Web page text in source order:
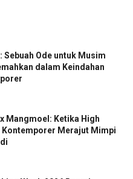
Sebuah Ode untuk Musim
dalam Keindahan
Mangmoel: Ketika High
Kontemporer Merajut Mimpi